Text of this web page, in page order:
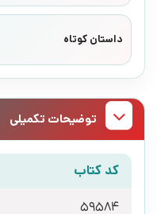
داستان کوتاه
توضیحات تکمیلی
کد کتاب
59584